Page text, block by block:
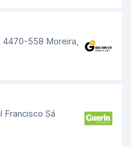
4470-558 Moreira,
Sá